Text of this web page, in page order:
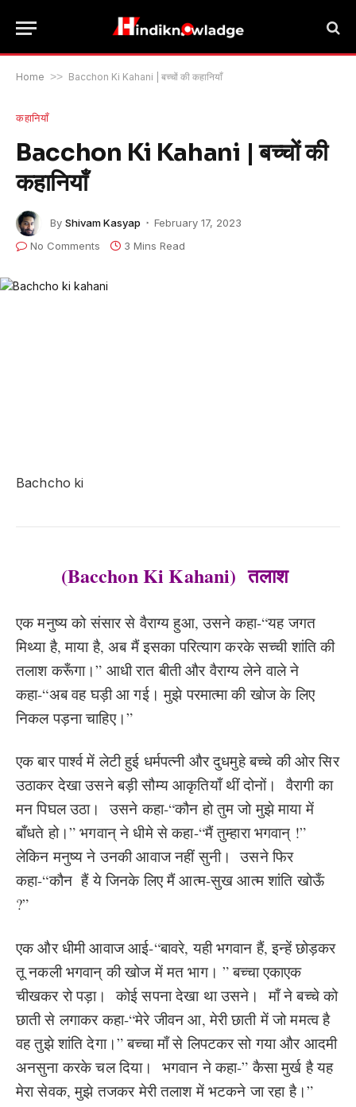
Home >> Bacchon Ki Kahani | बच्चों की कहानियाँ
कहानियाँ
Bacchon Ki Kahani | बच्चों की
कहानियाँ
By Shivam Kasyap
February 17, 2023
No Comments
3 Mins Read
Bachcho ki
(Bacchon Ki Kahani) तलाश
एक मनुष्य को संसार से वैराग्य हुआ, उसने कहा-“यह जगत
मिथ्या है, माया है, अब मैं इसका परित्याग करके सच्ची शांति की
तलाश करूँगा।” आधी रात बीती और वैराग्य लेने वाले ने
कहा-“अब वह घड़ी आ गई। मुझे परमात्मा की खोज के लिए
निकल पड़ना चाहिए।”
एक बार पार्श्व में लेटी हुई धर्मपत्नी और दुधमुहे बच्चे की ओर सिर
उठाकर देखा उसने बड़ी सौम्य आकृतियाँ थीं दोनों। वैरागी का
मन पिघल उठा। उसने कहा-“कौन हो तुम जो मुझे माया में
बाँधते हो।” भगवान् ने धीमे से कहा-“मैं तुम्हारा भगवान् !”
लेकिन मनुष्य ने उनकी आवाज नहीं सुनी। उसने फिर
कहा-“कौन हैं ये जिनके लिए मैं आत्म-सुख आत्म शांति खोऊँ
?”
एक और धीमी आवाज आई-“बावरे, यही भगवान हैं, इन्हें छोड़कर
तू नकली भगवान् की खोज में मत भाग। ” बच्चा एकाएक
चीखकर रो पड़ा। कोई सपना देखा था उसने। माँ ने बच्चे को
छाती से लगाकर कहा-“मेरे जीवन आ, मेरी छाती में जो ममत्व है
वह तुझे शांति देगा।” बच्चा माँ से लिपटकर सो गया और आदमी
अनसुना करके चल दिया। भगवान ने कहा-” कैसा मुर्ख है यह
मेरा सेवक, मुझे तजकर मेरी तलाश में भटकने जा रहा है।”